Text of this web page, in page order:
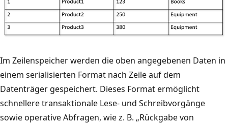
Im Zeilenspeicher werden die oben angegebenen Daten in
einem serialisierten Format nach Zeile auf dem
Datenträger gespeichert. Dieses Format ermöglicht
schnellere transaktionale Lese- und Schreibvorgänge
sowie operative Abfragen, wie z. B. „Rückgabe von